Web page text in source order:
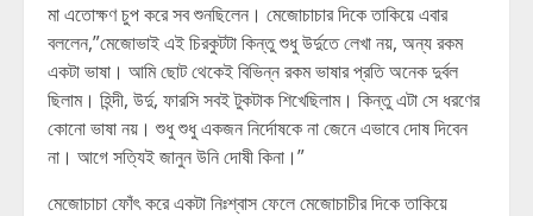
মা এতোক্ষণ চুপ করে সব শুনছিলেন। মেজোচাচার দিকে তাকিয়ে এবার
বললেন,”মেজোভাই এই চিরকুটটা কিন্তু শুধু উর্দুতে লেখা নয়, অন্য রকম
একটা ভাষা। আমি ছোট থেকেই বিভিন্ন রকম ভাষার প্রতি অনেক দুর্বল
ছিলাম। হিন্দী, উর্দু, ফারসি সবই টুকটাক শিখেছিলাম। কিন্তু এটা সে ধরণের
কোনো ভাষা নয়। শুধু শুধু একজন নির্দোষকে না জেনে এভাবে দোষ দিবেন
না। আগে সত্যিই জানুন উনি দোষী কিনা।”
মেজোচাচা ফোঁৎ করে একটা নিঃশ্বাস ফেলে মেজোচাচীর দিকে তাকিয়ে